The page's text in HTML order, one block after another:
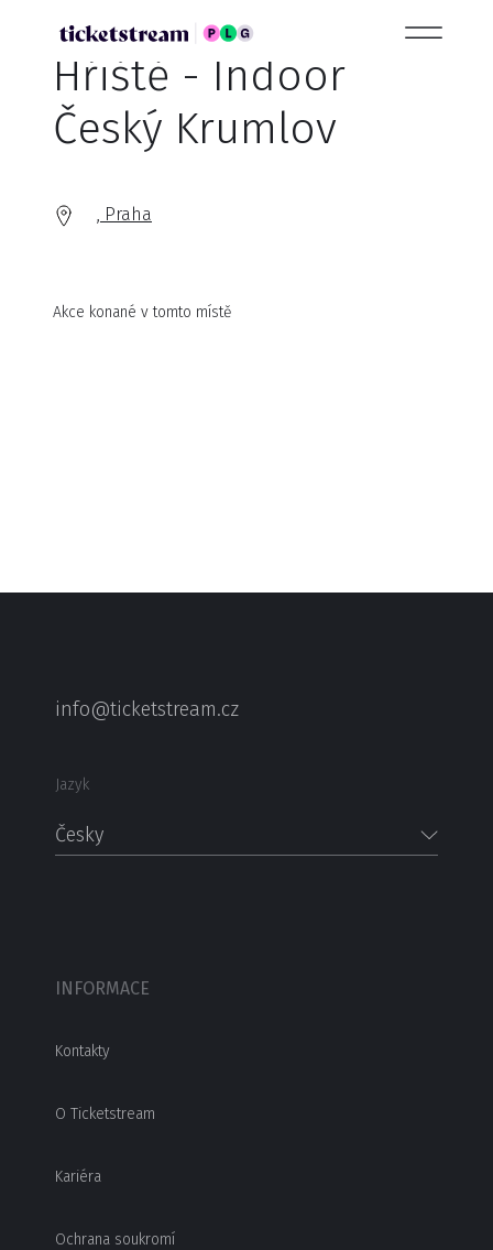
Hřiště - Indoor
Český Krumlov
, Praha
Akce konané v tomto místě
info@ticketstream.cz
Jazyk
Česky
INFORMACE
Kontakty
O Ticketstream
Kariéra
Ochrana soukromí